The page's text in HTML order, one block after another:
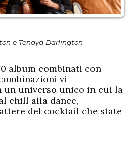
e Tenaya Darlington
album combinati con
vi
un universo unico in cui la
chill alla dance,
del cocktail che state